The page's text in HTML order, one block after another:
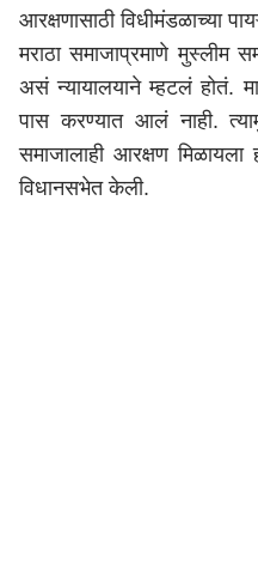
आरक्षणासाठी विधीमंडळाच्या
मराठा समाजाप्रमाणे मुस्लीम
असं न्यायालयाने म्हटलं होतं.
पास करण्यात आलं नाही.
समाजालाही आरक्षण
विधानसभेत केली.